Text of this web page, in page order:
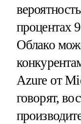
процентах
Облако
Azure от
говорят,